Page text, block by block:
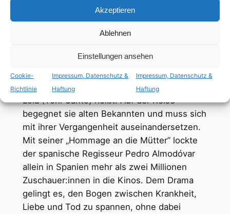
Akzeptieren
Ablehnen
Einstellungen ansehen
Cookie-
Richtlinie
Impressum, Datenschutz &
Haftung
Impressum, Datenschutz &
Haftung
Nach dem Unfalltod ihres 17-jährigen Sohnes
Esteban (Eloy Azorín) kündigt Manuela
(Cecilia Roth) ihren Job als
Suche nach dem verschollenen Vater des
Jungen, der nach einer
geschlechtsangleichenden Operation nun
Lola (Toni Cantó) heißt. Auf der Reise
begegnet sie alten Bekannten und muss sich
mit ihrer Vergangenheit auseinandersetzen.
Mit seiner „Hommage an die Mütter” lockte
der spanische Regisseur Pedro Almodóvar
allein in Spanien mehr als zwei Millionen
Zuschauer:innen in die Kinos. Dem Drama
gelingt es, den Bogen zwischen Krankheit,
Liebe und Tod zu spannen, ohne dabei